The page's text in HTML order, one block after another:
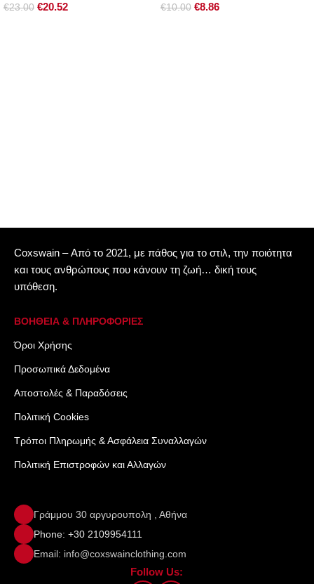
€23.00 €20.52 €10.00 €8.86
Coxswain – Από το 2021, με πάθος για το στιλ, την ποιότητα
και τους ανθρώπους που κάνουν τη ζωή… δική τους
υπόθεση.
ΒΟΗΘΕΙΑ & ΠΛΗΡΟΦΟΡΙΕΣ
Όροι Xρήσης
Προσωπικά Δεδομένα
Αποστολές & Παραδόσεις
Πολιτική Cookies
Τρόποι Πληρωμής & Ασφάλεια Συναλλαγών
Πολιτική Επιστροφών και Αλλαγών
Γράμμου 30 αργυρουπολη , Αθήνα
Phone: +30 2109954111
Email: info@coxswainclothing.com
Follow Us: